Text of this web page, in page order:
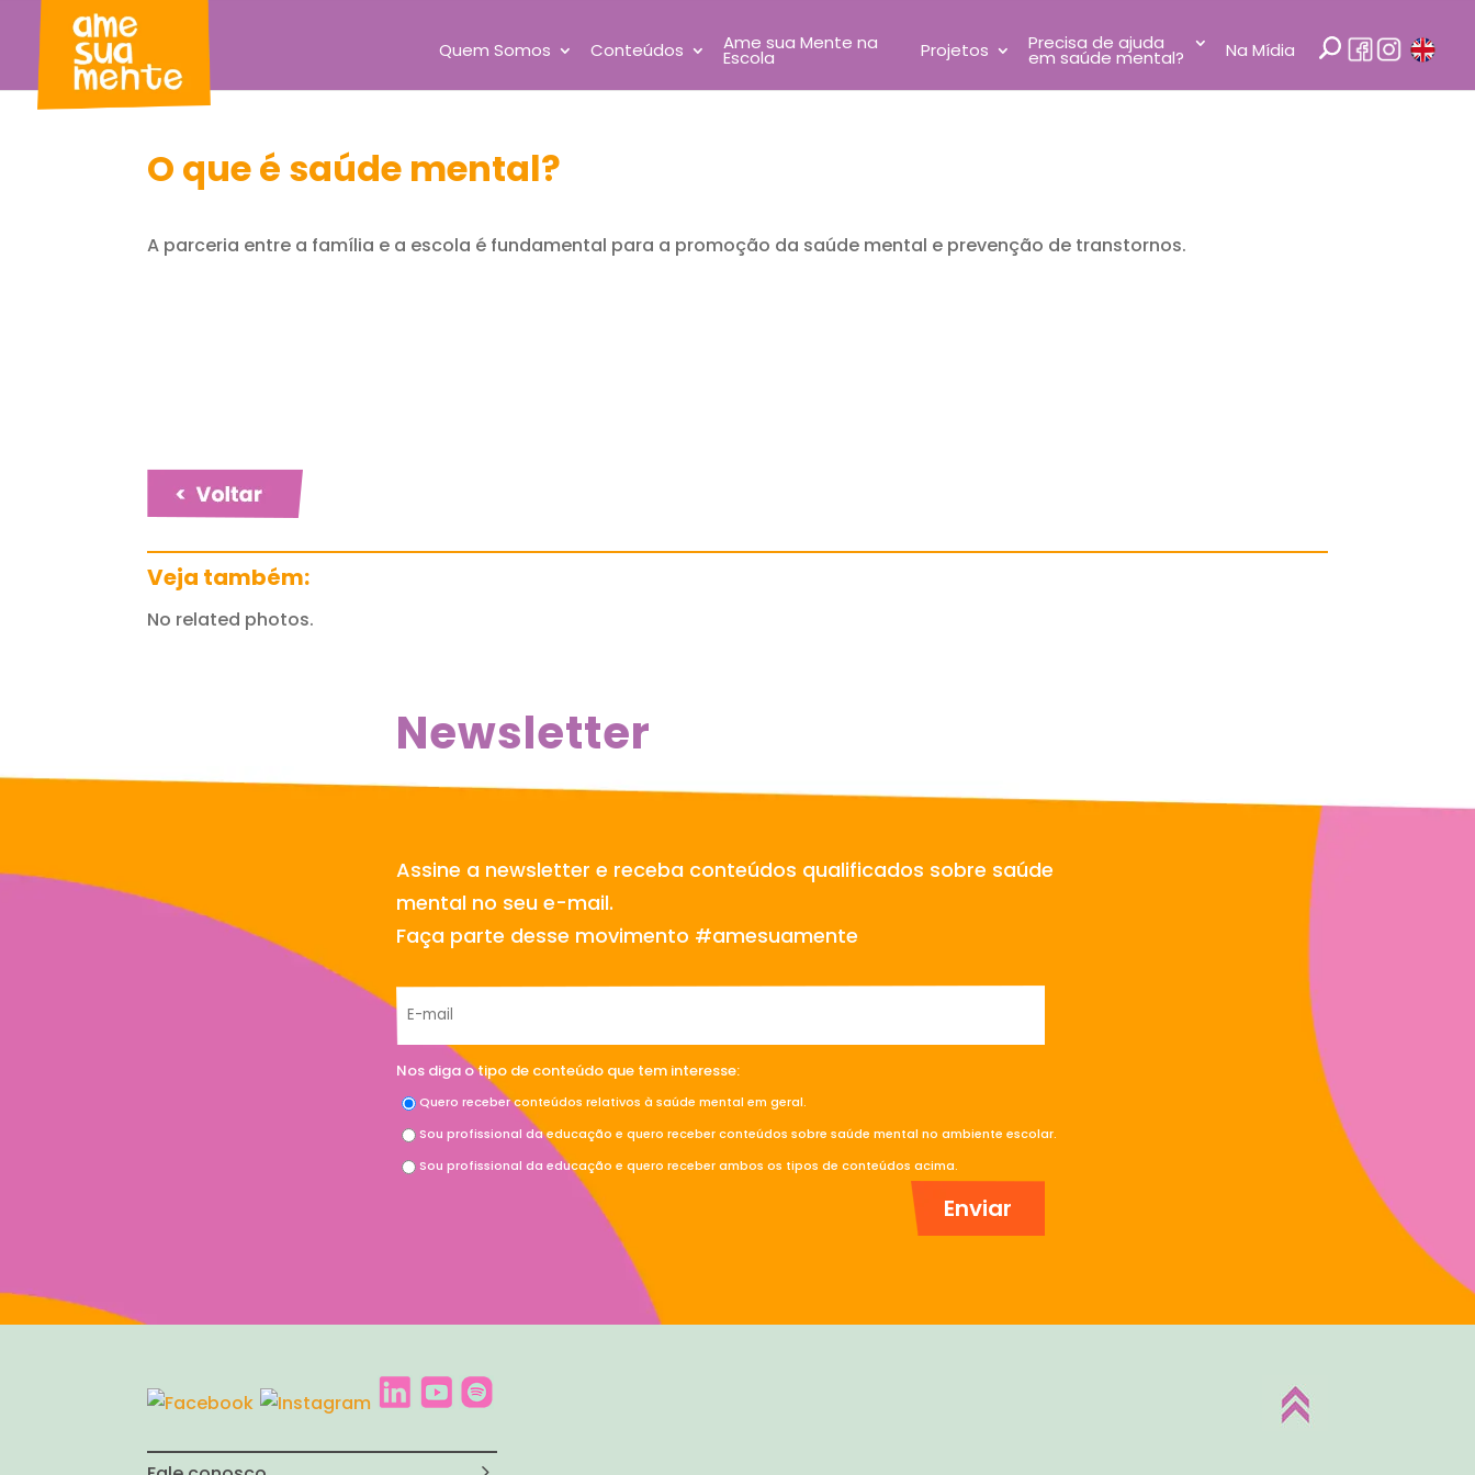
Quem Somos Conteúdos Ame sua Mente na
Escola Projetos Precisa de ajuda
em saúde mental? Na Mídia
O que é saúde mental?
A parceria entre a família e a escola é fundamental para a promoção da saúde mental e prevenção de transtornos.
Veja também:
No related photos.
Newsletter
Assine a newsletter e receba conteúdos qualificados sobre saúde
mental no seu e-mail.
Faça parte desse movimento #amesuamente
Nos diga o tipo de conteúdo que tem interesse:
Quero receber conteúdos relativos à saúde mental em geral.
Sou profissional da educação e quero receber conteúdos sobre saúde mental no ambiente escolar.
Sou profissional da educação e quero receber ambos os tipos de conteúdos acima.